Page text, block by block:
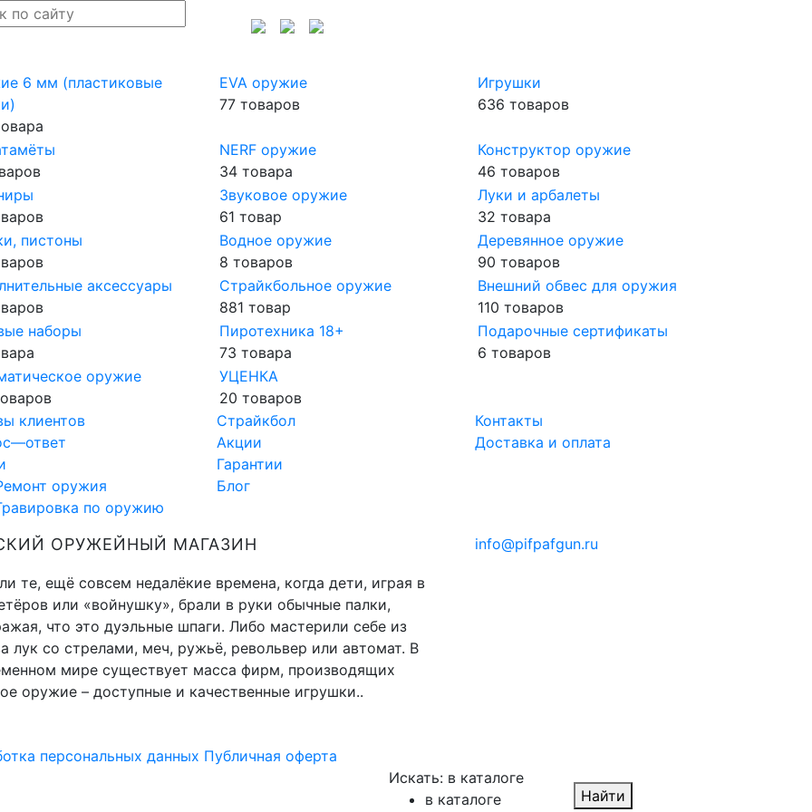
6 мм (пластиковые
EVA оружие
77 товаров
Игрушки
636 товаров
NERF оружие
34 товара
Конструктор оружие
46 товаров
Звуковое оружие
61 товар
Луки и арбалеты
32 товара
пистоны
Водное оружие
8 товаров
Деревянное оружие
90 товаров
аксессуары
Страйкбольное оружие
881 товар
Внешний обвес для оружия
110 товаров
наборы
Пиротехника 18+
73 товара
Подарочные сертификаты
6 товаров
оружие
УЦЕНКА
20 товаров
клиентов
оружия
по оружию
Страйкбол
Акции
Гарантии
Блог
Контакты
Доставка и оплата
ОРУЖЕЙНЫЙ МАГАЗИН
те, ещё совсем недалёкие времена, когда дети, играя в
или «войнушку», брали в руки обычные палки,
что это дуэльные шпаги. Либо мастерили себе из
лук со стрелами, меч, ружьё, револьвер или автомат. В
мире существует масса фирм, производящих
оружие – доступные и качественные игрушки..
персональных данных Публичная оферта
info@pifpafgun.ru
Искать: в каталоге
в каталоге
Найти